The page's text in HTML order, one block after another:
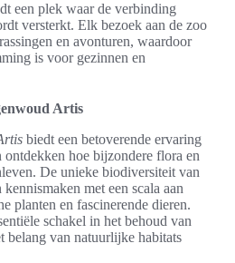
een plek waar de verbinding
versterkt. Elk bezoek aan de zoo
en avonturen, waardoor
is voor gezinnen en
Artis
biedt een betoverende ervaring
hoe bijzondere flora en
De unieke biodiversiteit van
met een scala aan
planten en fascinerende dieren.
schakel in het behoud van
belang van natuurlijke habitats